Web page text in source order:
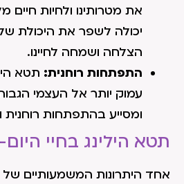
את מטרותינו ולחיות חיים
יכולה לשפר את היכולת
הצלחה ושמחה לחיינו.
התפתחות רוחנית: תטא
עמוק יותר אל העצמי
ומסייע בהתפתחות רוחנית
תטא הילינג בחיי
אחד היתרונות המשמעותיים של